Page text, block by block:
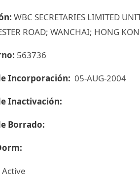
WBC SECRETARIES LIMITED
ROAD; WANCHAI; HONG
563736
Incorporación: 05-AUG-2004
Inactivación:
Borrado:
Active